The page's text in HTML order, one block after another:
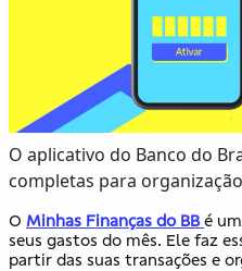
O aplicativo do Banco do
completas para
O Minhas Finanças do BB é
seus gastos do mês. Ele faz
partir das suas transações e